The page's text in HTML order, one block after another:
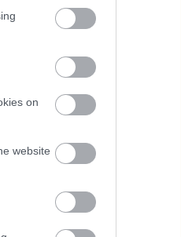
on
website
Ez apró
klubokban